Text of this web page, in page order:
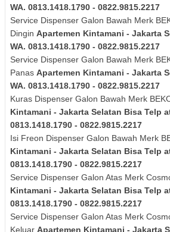
WA. 0813.1418.1790 - 0822.9815.2217
Service Dispenser Galon Bawah Merk
Dingin Apartemen Kintamani - Jakarta
WA. 0813.1418.1790 - 0822.9815.2217
Service Dispenser Galon Bawah Merk
Panas Apartemen Kintamani - Jakarta
WA. 0813.1418.1790 - 0822.9815.2217
Kuras Dispenser Galon Bawah Merk
Kintamani - Jakarta Selatan Bisa Telp
0813.1418.1790 - 0822.9815.2217
Isi Freon Dispenser Galon Bawah Merk
Kintamani - Jakarta Selatan Bisa Telp
0813.1418.1790 - 0822.9815.2217
Service Dispenser Galon Atas Merk
Kintamani - Jakarta Selatan Bisa Telp
0813.1418.1790 - 0822.9815.2217
Service Dispenser Galon Atas Merk
Keluar Apartemen Kintamani - Jakarta